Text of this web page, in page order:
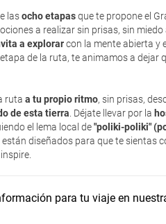
lasocho etapasque te propone el
a realizar sin prisas, sin
a explorarcon la mente abierta y
de la ruta, te animamos a dejar
ruta a tu propio ritmo, sin prisas,
de esta tierra . Déjate llevar por la
el lema local de"poliki-poliki"
diseñados para que te sientas
para tu viaje en
San Sebastián
Sebastián – Vitoria-Gasteiz
innovación y excelencia
casi todas las compañías
obtenerlas directamente en los
web.
si viajas con una compañía low cost,
extra en el mismo aeropuerto.
la documentación de un paquete
de tu reserva alrededor de 10
viaje.
requerida en el mostrador de la